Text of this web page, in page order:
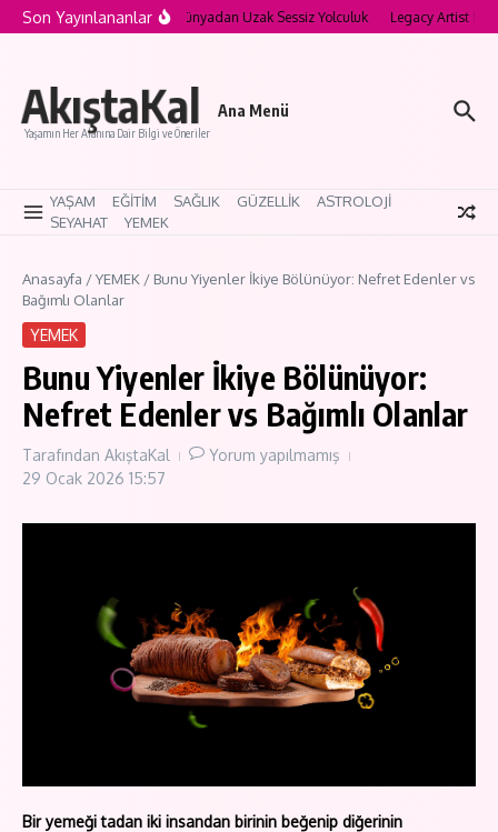
İçeriğe atla
Son Yayınlananlar
Saklı Köyleri: Modern Dünyadan Uzak Sessiz Yolculuk Legacy Artist
AkıştaKal
Yaşamın Her Alanına Dair Bilgi ve Öneriler
Ana Menü
YAŞAM EĞİTİM SAĞLIK GÜZELLİK
ASTROLOJİ
SEYAHAT
YEMEK
Anasayfa /YEMEK / Bunu Yiyenler İkiye Bölünüyor: Nefret Edenler vs
Bağımlı Olanlar
YEMEK
Bunu Yiyenler İkiye Bölünüyor:
Nefret Edenler vs Bağımlı Olanlar
Tarafından AkıştaKal
Yorum yapılmamış
29 Ocak 2026 15:57
Bir yemeği tadan iki insandan birinin beğenip diğerinin